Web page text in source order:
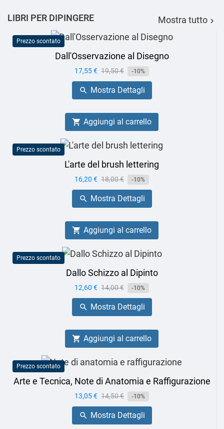
LIBRI PER DIPINGERE Mostra tutto 
Prezzo scontato
Dall'Osservazione al Disegno
Prezzo
17,55 € Prezzo
base
19,50 € -10%
 Mostra Dettagli
 Aggiungi al carrello
Prezzo scontato
L'arte del brush lettering
Prezzo
16,20 € Prezzo
base
18,00 € -10%
 Mostra Dettagli
 Aggiungi al carrello
Prezzo scontato
Dallo Schizzo al Dipinto
Prezzo
12,60 € Prezzo
base
14,00 € -10%
 Mostra Dettagli
 Aggiungi al carrello
Prezzo scontato
Arte e Tecnica, Note di Anatomia e Raffigurazione
Prezzo
13,05 € Prezzo
base
14,50 € -10%
 Mostra Dettagli